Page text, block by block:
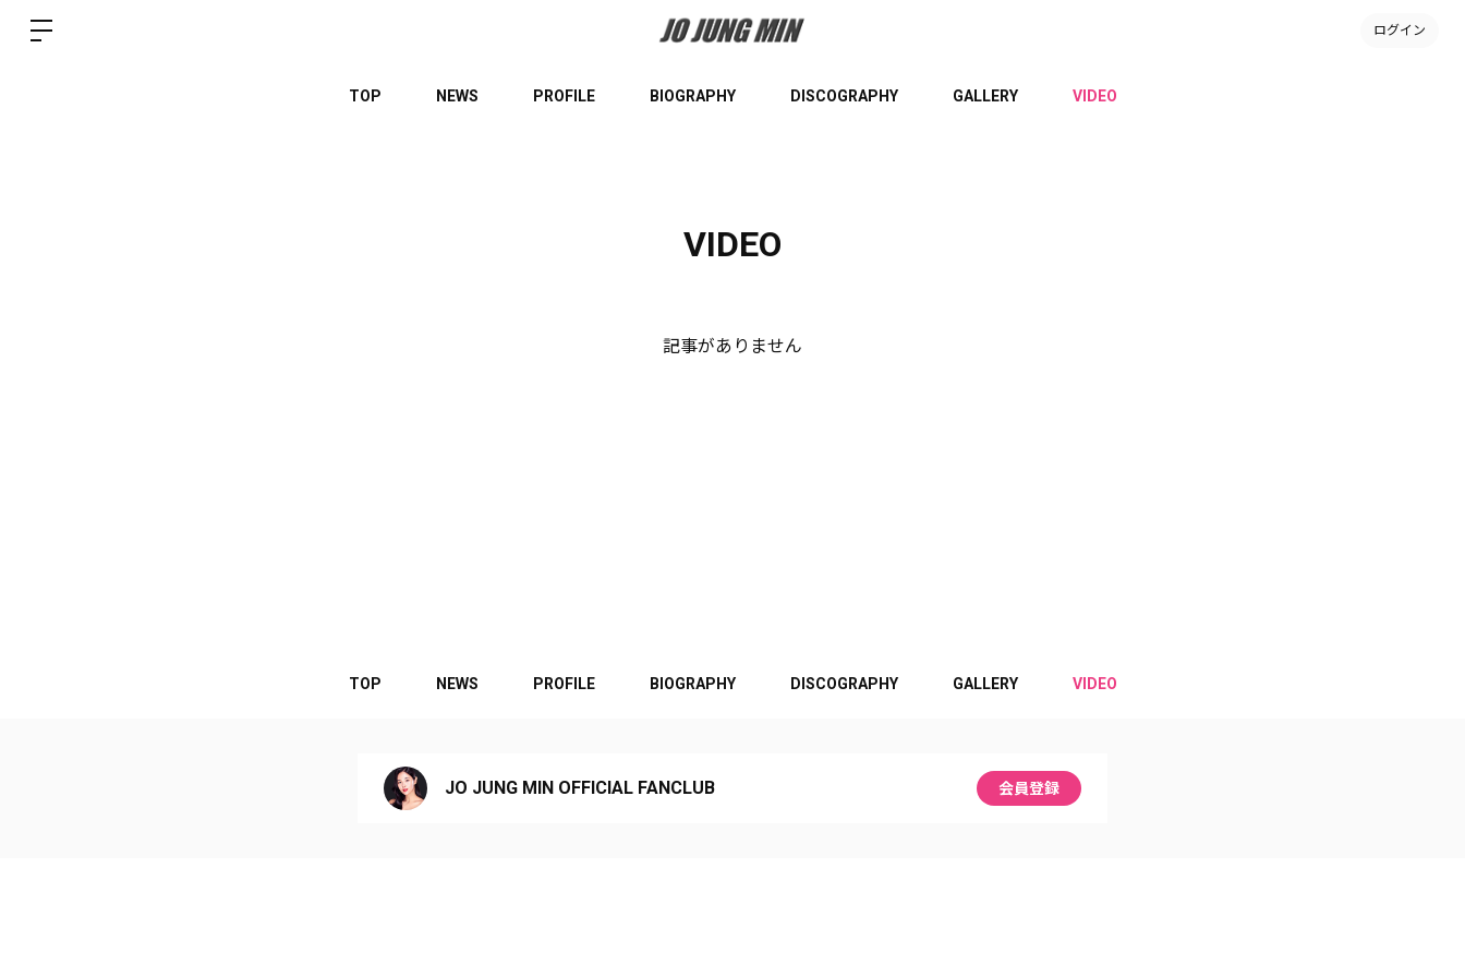
ログイン
TOP NEWS PROFILE BIOGRAPHY DISCOGRAPHY GALLERY VIDEO
VIDEO
記事がありません
TOP NEWS PROFILE BIOGRAPHY DISCOGRAPHY GALLERY VIDEO
JO JUNG MIN OFFICIAL FANCLUB 会員登録